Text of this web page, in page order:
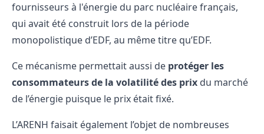
fournisseurs à l'énergie du parc nucléaire français,
qui avait été construit lors de la période
monopolistique d’EDF, au même titre qu’EDF.
Ce mécanisme permettait aussi de protéger les
consommateurs de la volatilité des prix du marché
de l’énergie puisque le prix était fixé.
L’ARENH faisait également l’objet de nombreuses